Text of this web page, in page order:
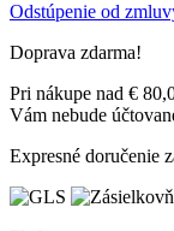
Odstúpenie od
Doprava zdarma!
Pri nákupe nad €
Vám nebude
Expresné doručenie